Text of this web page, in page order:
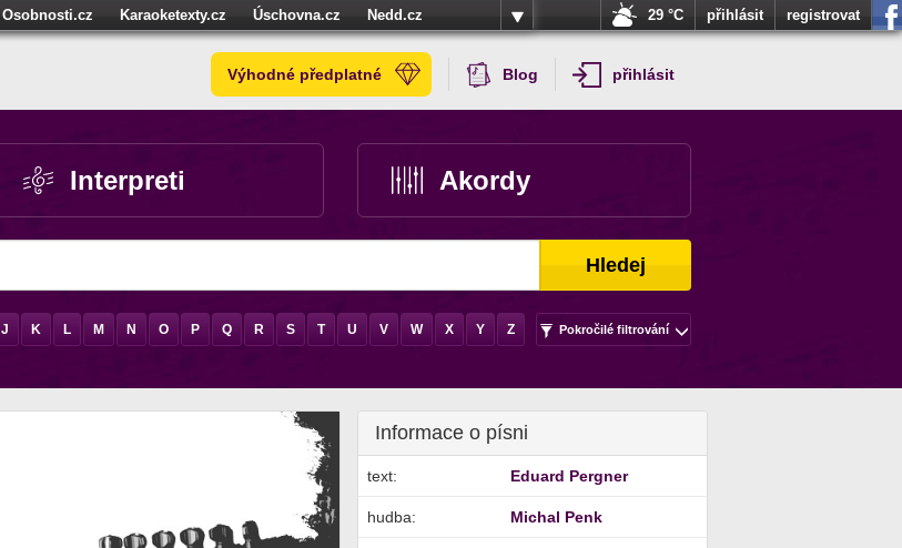
Osobnosti.cz Karaoketexty.cz Úschovna.cz
Nedd.cz
29 °C přihlásit registrovat
Výhodné předplatné Blog přihlásit
Interpreti Akordy
Hledej
J K L M N O P Q R S T U V W X Y Z Pokročilé filtrování
Informace o písni
text: Eduard Pergner
hudba: Michal Penk